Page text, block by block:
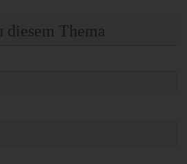
diesem Thema